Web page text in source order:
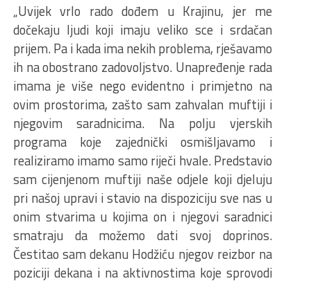
„Uvijek vrlo rado dođem u Krajinu, jer me
dočekaju ljudi koji imaju veliko sce i srdačan
prijem. Pa i kada ima nekih problema, rješavamo
ih na obostrano zadovoljstvo. Unapređenje rada
imama je više nego evidentno i primjetno na
ovim prostorima, zašto sam zahvalan muftiji i
njegovim saradnicima. Na polju vjerskih
programa koje zajednički osmišljavamo i
realiziramo imamo samo riječi hvale. Predstavio
sam cijenjenom muftiji naše odjele koji djeluju
pri našoj upravi i stavio na dispoziciju sve nas u
onim stvarima u kojima on i njegovi saradnici
smatraju da možemo dati svoj doprinos.
Čestitao sam dekanu Hodžiću njegov reizbor na
poziciji dekana i na aktivnostima koje sprovodi